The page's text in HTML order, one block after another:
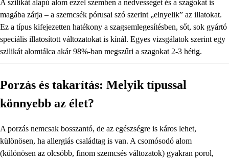
A szilikát alapú alom ezzel szemben a nedvességet és a szagokat is
magába zárja – a szemcsék pórusai szó szerint „elnyelik” az illatokat.
Ez a típus kifejezetten hatékony a szagsemlegesítésben, sőt, sok gyártó
speciális illatosított változatokat is kínál. Egyes vizsgálatok szerint egy
szilikát alomtálca akár 98%-ban megszűri a szagokat 2-3 hétig.
Porzás és takarítás: Melyik típussal
könnyebb az élet?
A porzás nemcsak bosszantó, de az egészségre is káros lehet,
különösen, ha allergiás családtag is van. A csomósodó alom
(különösen az olcsóbb, finom szemcsés változatok) gyakran porol,